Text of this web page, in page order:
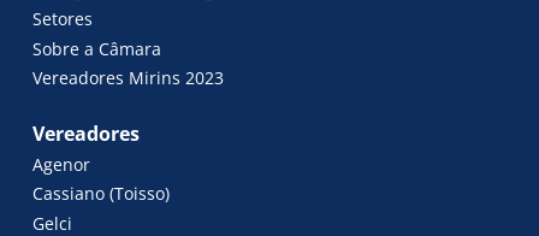
Setores
Sobre a Câmara
Vereadores Mirins 2023
Vereadores
Agenor
Cassiano (Toisso)
Gelci